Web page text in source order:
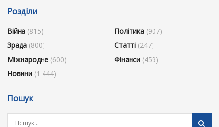
Розділи
Війна (815)
Зрада (800)
Міжнародне (600)
Новини (1 444)
Політика (907)
Статті (247)
Фінанси (459)
Пошук